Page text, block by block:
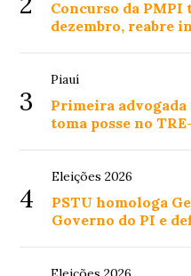
Concurso da PMPI
dezembro, reabre
3
Piauí
Primeira
toma posse no
4
Eleições 2026
PSTU homologa
Governo do PI e